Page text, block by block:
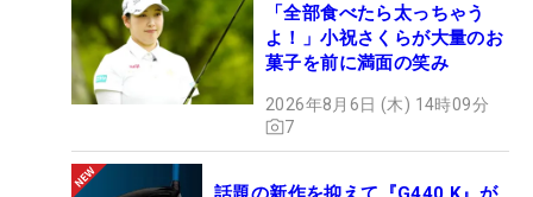
「全部食べたら太っちゃう
よ！」小祝さくらが大量のお
菓子を前に満面の笑み
2026年8月6日 (木) 14時09分
7